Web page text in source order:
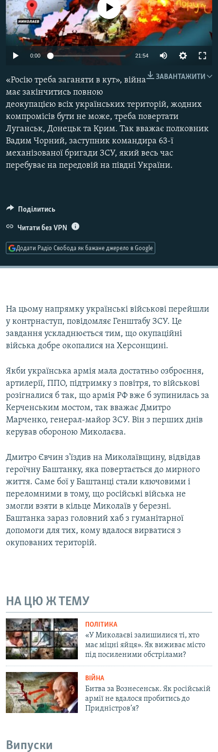
КИТАЙ.ВИКЛИКИ
МУЛЬТИМЕДІА
ФОТО
СПЕЦПРОЄКТИ
ПОДКАСТИ
КРИМ РЕАЛІЇ
РУС
УКР
КТАТ
Усі сайти RFE/RL
Auto 240p 360p 480p
No media source currently available
0:00 21:54
480p
1080p
ЗАВАНТАЖИТИ
«Росію треба заганяти в кут», війна
має закінчитись повною
деокупацією всіх українських територій, жодних
компромісів бути не може, треба повертати
Луганськ, Донецьк та Крим. Так вважає полковник
Вадим Чорний, заступник командира 63-ї
механізованої бригади ЗСУ, який весь час
перебуває на передовій на півдні України.
Поділитись
Читати без VPN
Додати Радіо Свобода як бажане джерело в Google
На цьому напрямку українські військові перейшли
у контрнаступ, повідомляє Генштабу ЗСУ. Це
завдання ускладнюється тим, що окупаційні
війська добре окопалися на Херсонщині.
Якби українська армія мала достатньо озброєння,
артилерії, ППО, підтримку з повітря, то військові
розігналися б так, що армія РФ вже б зупинилась за
Керченським мостом, так вважає Дмитро
Марченко, генерал-майор ЗСУ. Він з перших днів
керував обороною Миколаєва.
Дмитро Євчин з'їздив на Миколаївщину, відвідав
героїчну Баштанку, яка повертається до мирного
життя. Саме бої у Баштанці стали ключовими і
переломними в тому, що російські війська не
змогли взяти в кільце Миколаїв у березні.
Баштанка зараз головний хаб з гуманітарної
допомоги для тих, кому вдалося вирватися з
окупованих територій.
НА ЦЮ Ж ТЕМУ
ПОЛІТИКА
«У Миколаєві залишилися ті, хто
має міцні яйця». Як виживає місто
під посиленими обстрілами?
ВІЙНА
Битва за Вознесенськ. Як російській
армії не вдалося пробитись до
Придніcтров’я?
Випуски